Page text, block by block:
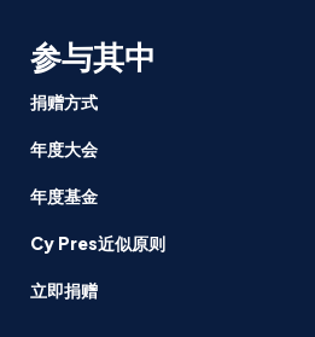
参与其中
捐赠方式
年度大会
年度基金
Cy Pres近似原则
立即捐赠